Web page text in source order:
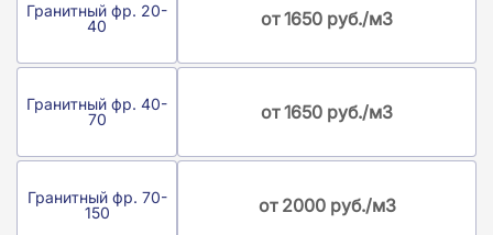
Гранитный фр. 20-
40
Гранитный фр. 40-
70
Гранитный фр. 70-
150
от 1650 руб./м3
от 1650 руб./м3
от 2000 руб./м3